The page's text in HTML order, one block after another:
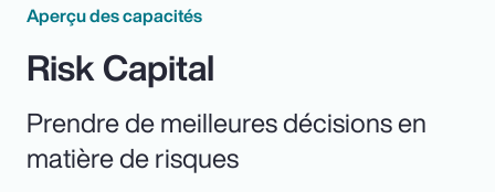
Aperçu des capacités
Risk Capital
Prendre de meilleures décisions en
matière de risques